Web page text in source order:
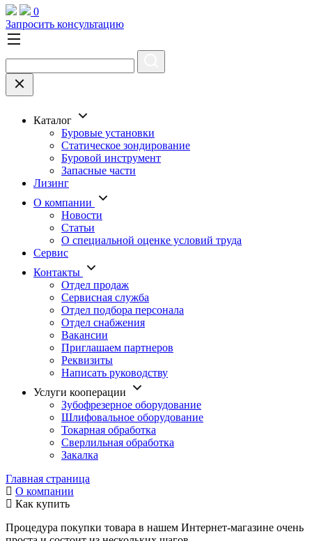
0
Запросить консультацию
Каталог
Буровые установки
Статическое зондирование
Буровой инструмент
Запасные части
Лизинг
О компании
Новости
Статьи
О специальной оценке условий труда
Сервис
Контакты
Отдел продаж
Сервисная служба
Отдел подбора персонала
Отдел снабжения
Вакансии
Приглашаем партнеров
Реквизиты
Написать руководству
Услуги кооперации
Зубофрезерное оборудование
Шлифовальное оборудование
Токарная обработка
Cверлильная обработка
Закалка
Главная страница
О компании
Как купить
Процедура покупки товара в нашем Интернет-магазине очень